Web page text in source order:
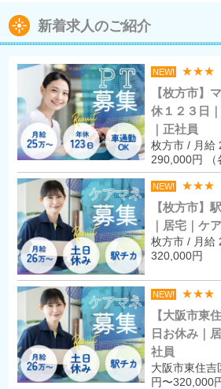
新着求人のご紹介
NEW! ★★★
【枚方市】
休１２３日
｜正社員
枚方市 / 月給
290,000円 （
NEW! ★★★
【枚方市】
｜居宅｜ケ
枚方市 / 月給
320,000円
NEW! ★★★
【大阪市東
日お休み｜
社員
大阪市東住
円〜320,000